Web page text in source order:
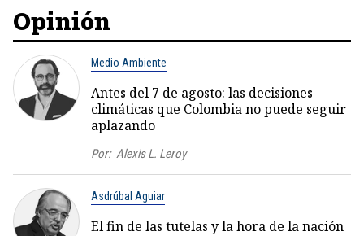
Opinión
Medio Ambiente
Antes del 7 de agosto: las decisiones
climáticas que Colombia no puede seguir
aplazando
Por: Alexis L. Leroy
Asdrúbal Aguiar
El fin de las tutelas y la hora de la nación